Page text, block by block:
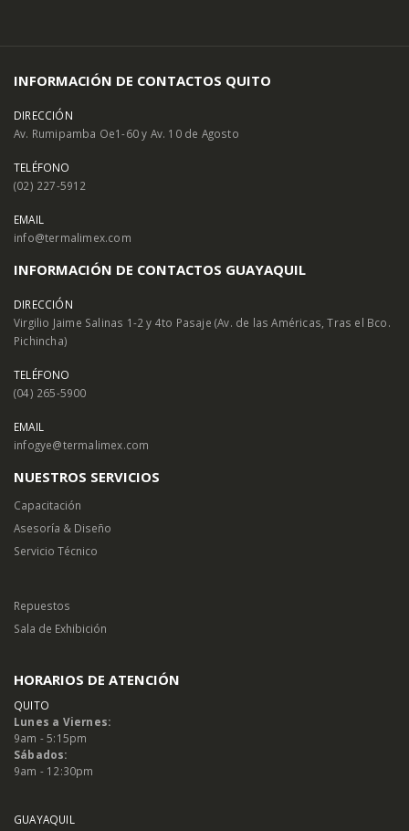
INFORMACIÓN DE CONTACTOS QUITO
DIRECCIÓN
Av. Rumipamba Oe1-60 y Av. 10 de Agosto
TELÉFONO
(02) 227-5912
EMAIL
info@termalimex.com
INFORMACIÓN DE CONTACTOS GUAYAQUIL
DIRECCIÓN
Virgilio Jaime Salinas 1-2 y 4to Pasaje (Av. de las Américas, Tras el Bco.
Pichincha)
TELÉFONO
(04) 265-5900
EMAIL
infogye@termalimex.com
NUESTROS SERVICIOS
Capacitación
Asesoría & Diseño
Servicio Técnico
Repuestos
Sala de Exhibición
HORARIOS DE ATENCIÓN
QUITO
Lunes a Viernes:
9am - 5:15pm
Sábados:
9am - 12:30pm
GUAYAQUIL